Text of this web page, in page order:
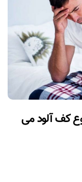
کف آلود می